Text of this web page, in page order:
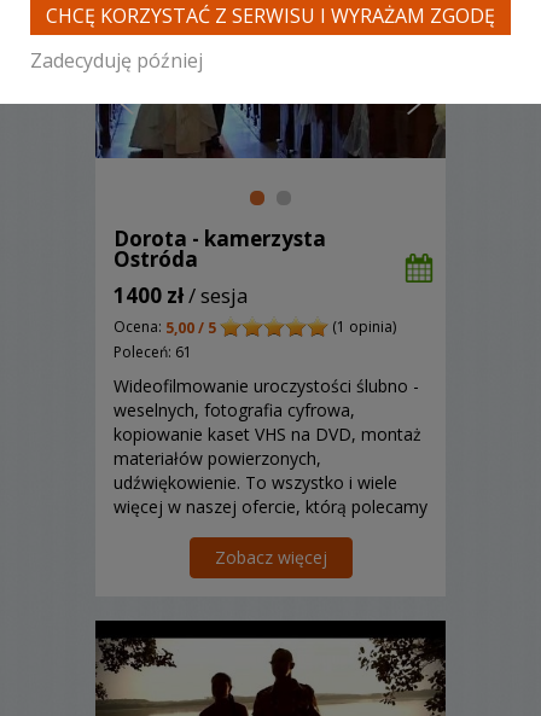
Dorota - kamerzysta
Ostróda
1400 zł/ sesja
Ocena: 5,00 / 5
(1 opinia)
Poleceń: 61
Wideofilmowanie uroczystości ślubno -
weselnych, fotografia cyfrowa,
kopiowanie kaset VHS na DVD, montaż
materiałów powierzonych,
udźwiękowienie. To wszystko i wiele
więcej w naszej ofercie, którą polecamy
Zobacz więcej
CHCĘ KORZYSTAĆ Z SERWISU I WYRAŻAM ZGODĘ
Zadecyduję później